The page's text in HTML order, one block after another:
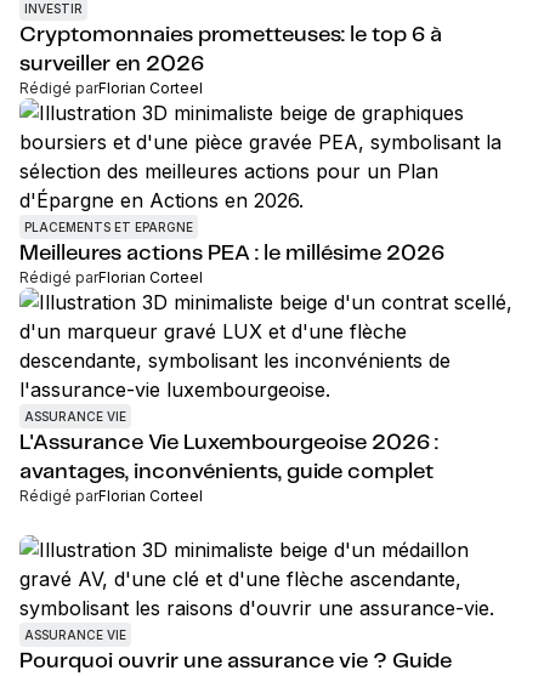
INVESTIR
Cryptomonnaies prometteuses: le top 6 à
surveiller en 2026
Rédigé parFlorian Corteel
PLACEMENTS ET EPARGNE
Meilleures actions PEA : le millésime 2026
Rédigé parFlorian Corteel
ASSURANCE VIE
L'Assurance Vie Luxembourgeoise 2026 :
avantages, inconvénients, guide complet
Rédigé parFlorian Corteel
ASSURANCE VIE
Pourquoi ouvrir une assurance vie ? Guide